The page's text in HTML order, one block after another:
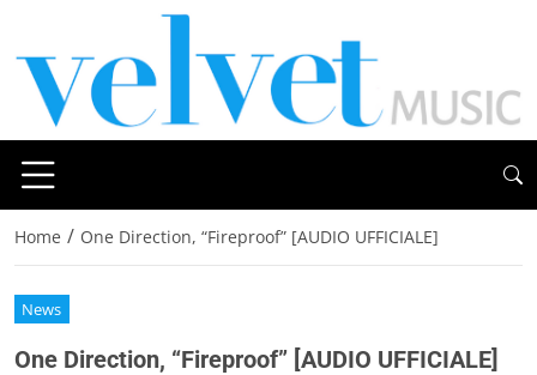
Home / One Direction, “Fireproof” [AUDIO UFFICIALE]
News
One Direction, “Fireproof” [AUDIO UFFICIALE]